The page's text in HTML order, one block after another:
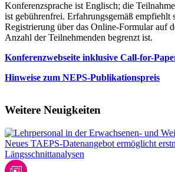
Konferenzsprache ist Englisch; die
ist gebührenfrei. Erfahrungsgemäß empfiehlt
Registrierung über das Online-Formular auf
Anzahl der Teilnehmenden begrenzt ist.
Konferenzwebseite inklusive Call-for-
Hinweise zum NEPS-Publikationspreis
Weitere Neuigkeiten